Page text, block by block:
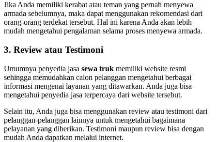
Jika Anda memiliki kerabat atau teman yang pernah menyewa
armada sebelumnya, maka dapat menggunakan rekomendasi dari
orang-orang terdekat tersebut. Hal ini karena Anda akan lebih
mudah mengetahui pengalaman selama proses menyewa armada.
3. Review atau Testimoni
Umumnya penyedia jasa sewa truk memiliki website resmi
sehingga memudahkan calon pelanggan mengetahui berbagai
informasi mengenai layanan yang ditawarkan. Anda juga bisa
mengetahui penyedia jasa terpercaya dari website tersebut.
Selain itu, Anda juga bisa menggunakan review atau testimoni dari
pelanggan-pelanggan lainnya untuk mengetahui bagaimana
pelayanan yang diberikan. Testimoni maupun review bisa dengan
mudah Anda dapatkan melalui internet.